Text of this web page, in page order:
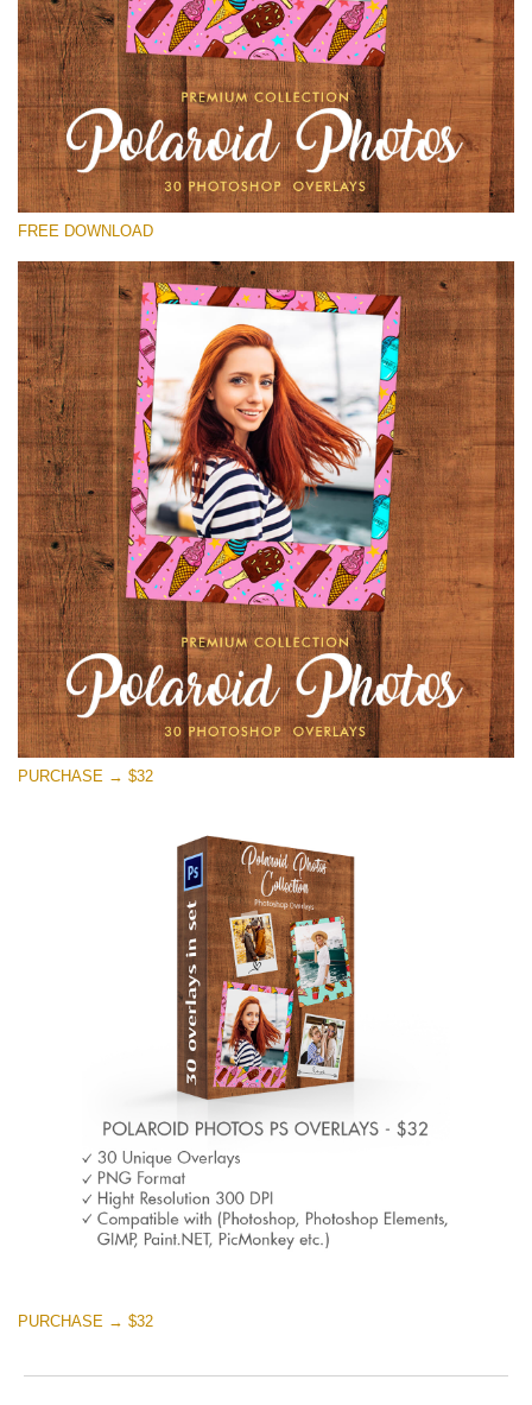
Xin hãy lựa chọn
Free Polaroid Overlay #21
Small 800*1027px
Polaroid Photos
(30 Overlays)
4 Seasons (411 Overlays)
Large 6000*4000px
Entire Collection
(1783 Overlays)
Large 6000*4000px
Tải xuống miễn phí
FREE DOWNLOAD
PURCHASE → $32
PURCHASE → $32